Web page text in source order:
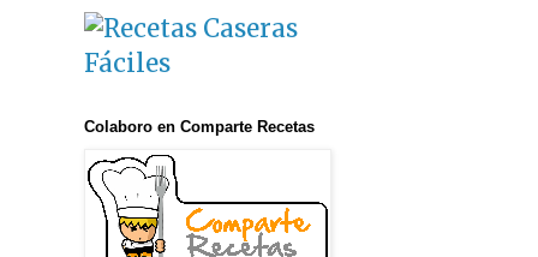
Colaboro en Comparte Recetas